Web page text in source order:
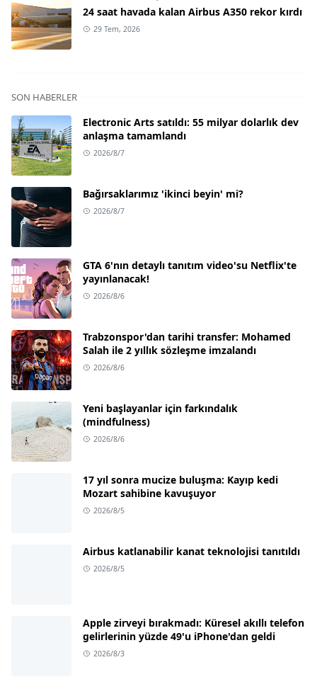
24 saat havada kalan Airbus A350 rekor kırdı
29 Tem, 2026
SON HABERLER
Electronic Arts satıldı: 55 milyar dolarlık dev
anlaşma tamamlandı
2026/8/7
Bağırsaklarımız 'ikinci beyin' mi?
2026/8/7
GTA 6'nın detaylı tanıtım video'su Netflix'te
yayınlanacak!
2026/8/6
Trabzonspor'dan tarihi transfer: Mohamed
Salah ile 2 yıllık sözleşme imzalandı
2026/8/6
Yeni başlayanlar için farkındalık
(mindfulness)
2026/8/6
17 yıl sonra mucize buluşma: Kayıp kedi
Mozart sahibine kavuşuyor
2026/8/5
Airbus katlanabilir kanat teknolojisi tanıtıldı
2026/8/5
Apple zirveyi bırakmadı: Küresel akıllı telefon
gelirlerinin yüzde 49'u iPhone'dan geldi
2026/8/3